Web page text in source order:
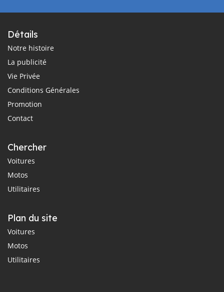
Détails
Notre histoire
La publicité
Vie Privée
Conditions Générales
Promotion
Contact
Chercher
Voitures
Motos
Utilitaires
Plan du site
Voitures
Motos
Utilitaires